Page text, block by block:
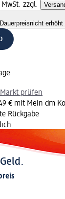
zzgl.
nicht erhöht
prüfen
€ mit Mein dm
Rückgabe